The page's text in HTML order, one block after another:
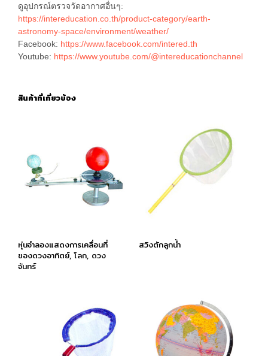
ดูอุปกรณ์ตรวจวัดอากาศอื่นๆ:
https://intereducation.co.th/product-category/earth-
astronomy-space/environment/weather/
Facebook: https://www.facebook.com/intered.th
Youtube: https://www.youtube.com/@intereducationchannel
สินค้าที่เกี่ยวข้อง
หุ่นจำลองแสดงการเคลื่อนที่
ของดวงอาทิตย์, โลก, ดวง
จันทร์
สวิงตักลูกนํ้า